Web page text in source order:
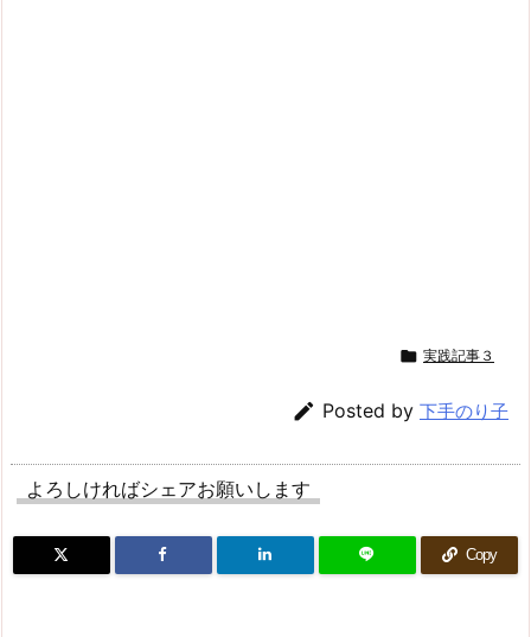
 実践記事３
 Posted by 下手のり子
よろしければシェアお願いします
Copy